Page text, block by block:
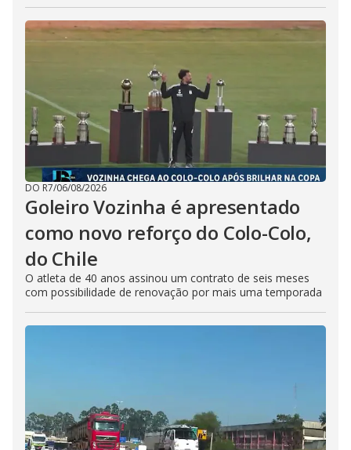
DO R7/06/08/2026
Goleiro Vozinha é apresentado
como novo reforço do Colo-Colo,
do Chile
O atleta de 40 anos assinou um contrato de seis meses
com possibilidade de renovação por mais uma temporada